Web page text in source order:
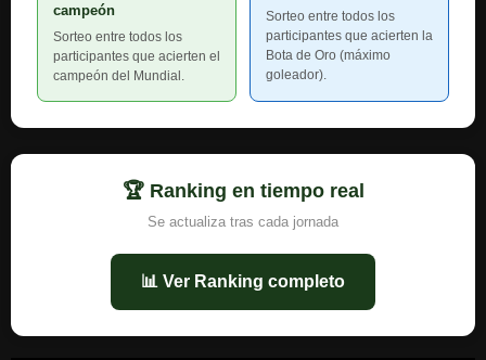
campeón
Sorteo entre todos los
participantes que acierten el
campeón del Mundial.
Sorteo entre todos los
participantes que acierten la
Bota de Oro (máximo
goleador).
🏆 Ranking en tiempo real
Se actualiza tras cada jornada
📊 Ver Ranking completo